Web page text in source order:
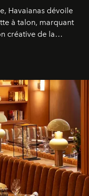
Havaianas dévoile
à talon, marquant
créative de la